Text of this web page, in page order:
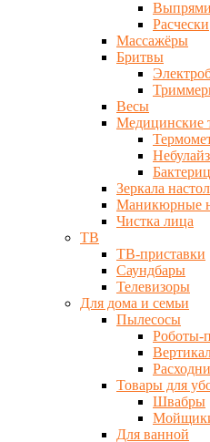
Расчески
Массажёры
Бритвы
Весы
Медицинские
Зеркала
Маникюрные
Чистка лица
ТВ
ТВ-приставки
Саундбары
Телевизоры
Для дома и семьи
Пылесосы
Роботы-
Товары для
Швабры
Для ванной